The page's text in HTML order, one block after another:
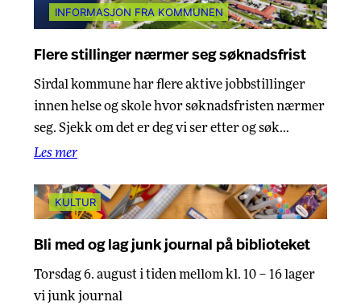
INFORMASJON FRA KOMMUNEN
Flere stillinger nærmer seg søknadsfrist
Sirdal kommune har flere aktive jobbstillinger
innen helse og skole hvor søknadsfristen nærmer
seg. Sjekk om det er deg vi ser etter og søk…
Les mer
KULTUR
Bli med og lag junk journal på biblioteket
Torsdag 6. august i tiden mellom kl. 10 – 16 lager
vi junk journal